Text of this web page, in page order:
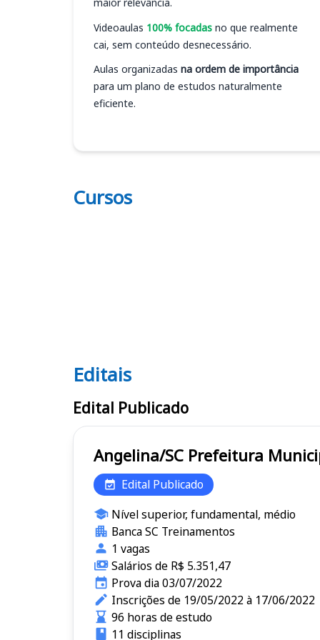
Videoaulas 100% focadas no que realmente
cai, sem conteúdo desnecessário.
Aulas organizadas na ordem de importância
para um plano de estudos naturalmente
eficiente.
Cursos
Editais
Editais
Edital Publicado
Angelina/SC
Edital Publicado
Nível superior, fundamental, médio
Banca SC Treinamentos
1 vagas
Salários de R$ 5.351,47
Prova dia 03/07/2022
Inscrições de 19/05/2022 à 17/06/2022
96 horas de estudo
11 disciplinas